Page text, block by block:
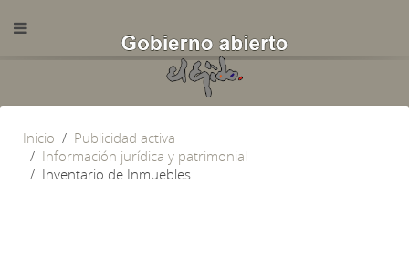
Inicio
Publicidad activa
Información jurídica y patrimonial
Inventario de Inmuebles